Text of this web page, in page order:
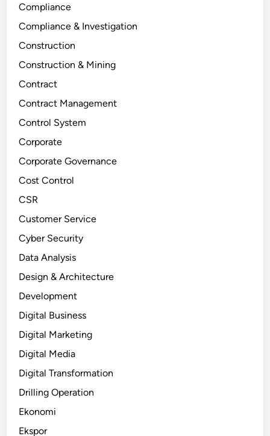
Compliance
Compliance & Investigation
Construction
Construction & Mining
Contract
Contract Management
Control System
Corporate
Corporate Governance
Cost Control
CSR
Customer Service
Cyber Security
Data Analysis
Design & Architecture
Development
Digital Business
Digital Marketing
Digital Media
Digital Transformation
Drilling Operation
Ekonomi
Ekspor